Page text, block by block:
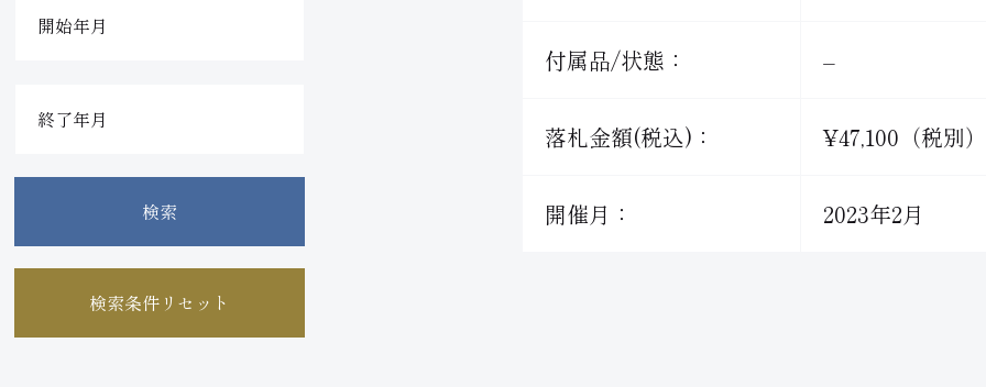
検索
検索条件リセット
付属品/状態： –
落札金額(税込)： ¥47,100（税別
開催月： 2023年2月